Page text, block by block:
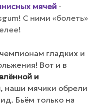
мячей -
С ними «болеть»
гладких и
Вот и в
и
, наши мячики обрели
Бьём только на